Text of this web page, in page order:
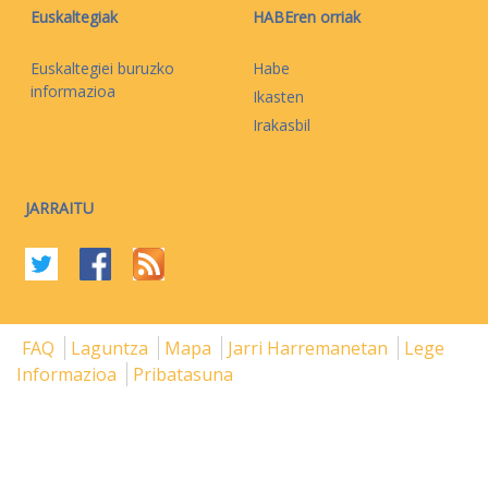
Euskaltegiak
Euskaltegiei buruzko
informazioa
HABEren orriak
Habe
Ikasten
Irakasbil
JARRAITU
FAQ Laguntza Mapa Jarri Harremanetan
Lege
Informazioa
Pribatasuna